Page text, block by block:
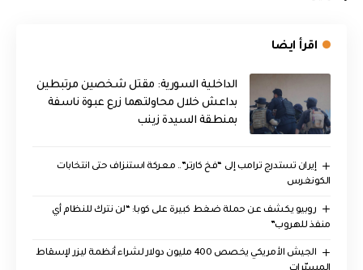
اقرأ ايضا
الداخلية السورية: مقتل شخصين مرتبطين
بداعش خلال محاولتهما زرع عبوة ناسفة
بمنطقة السيدة زينب
إيران تستدرج ترامب إلى “فخ كارتر”.. معركة استنزاف حتى انتخابات
الكونغرس
روبيو يكشف عن حملة ضغط كبيرة على كوبا: “لن نترك للنظام أي
منفذ للهروب”
الجيش الأمريكي يخصص 400 مليون دولار لشراء أنظمة ليزر لإسقاط